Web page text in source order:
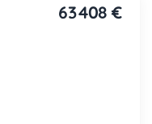
63 408 €